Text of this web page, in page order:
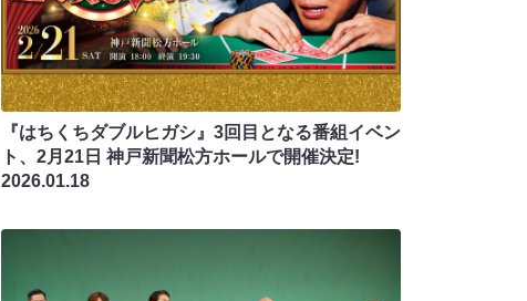
『はちくちダブルヒガシ』3回目となる番組イベン
ト、2月21日 神戸新聞松方ホールで開催決定!
2026.01.18